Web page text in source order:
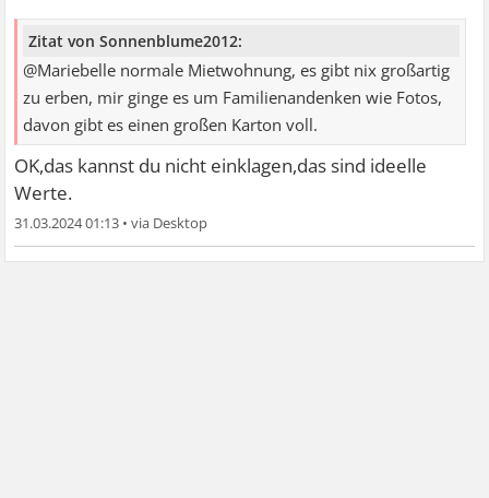
Zitat von Sonnenblume2012:
@Mariebelle normale Mietwohnung, es gibt nix großartig
zu erben, mir ginge es um Familienandenken wie Fotos,
davon gibt es einen großen Karton voll.
OK,das kannst du nicht einklagen,das sind ideelle
Werte.
31.03.2024 01:13 •